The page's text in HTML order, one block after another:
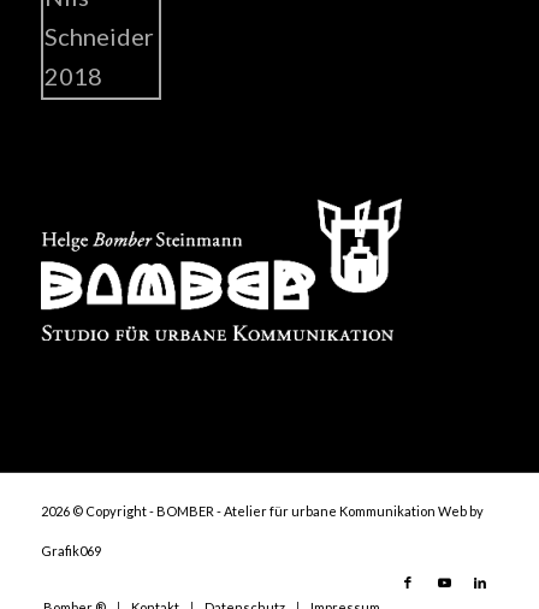
2026 © Copyright - BOMBER - Atelier für urbane Kommunikation Web by
Grafik069